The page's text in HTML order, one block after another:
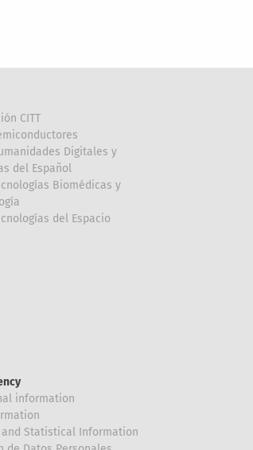
CITT
Digitales y
del Español
Biomédicas y
del Espacio
information
and Statistical Information